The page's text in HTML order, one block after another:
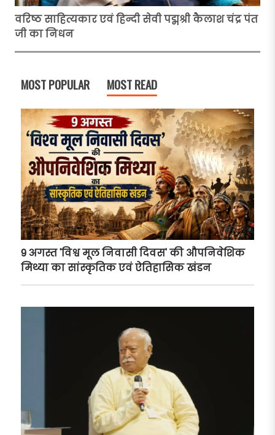
वरिष्ठ साहित्यकार एवं हिन्दी सेवी पद्मश्री कैलाश चंद्र पंत
जी का निधन
MOST POPULAR MOST READ
9 अगस्त 'विश्व मूल निवासी दिवस' की औपनिवेशिक
मिथ्या का सांस्कृतिक एवं ऐतिहासिक खंडन